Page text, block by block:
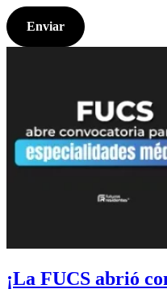
¡La FUCS abrió